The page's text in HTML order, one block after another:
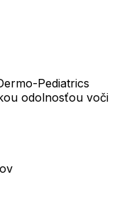
Pediatrics
odolnosťou voči